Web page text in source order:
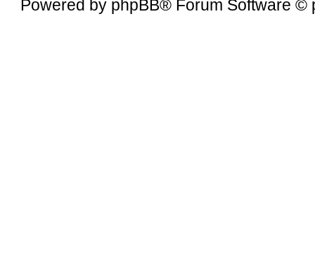
Powered by phpBB® Forum Software ©